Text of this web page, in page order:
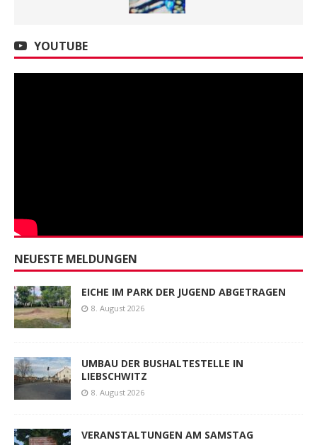
YOUTUBE
NEUESTE MELDUNGEN
EICHE IM PARK DER JUGEND ABGETRAGEN
8. August 2026
UMBAU DER BUSHALTESTELLE IN
LIEBSCHWITZ
8. August 2026
VERANSTALTUNGEN AM SAMSTAG